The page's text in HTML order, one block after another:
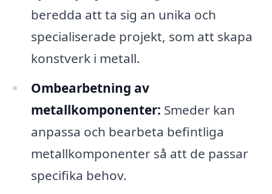
beredda att ta sig an unika och
specialiserade projekt, som att skapa
konstverk i metall.
Ombearbetning av
metallkomponenter: Smeder kan
anpassa och bearbeta befintliga
metallkomponenter så att de passar
specifika behov.